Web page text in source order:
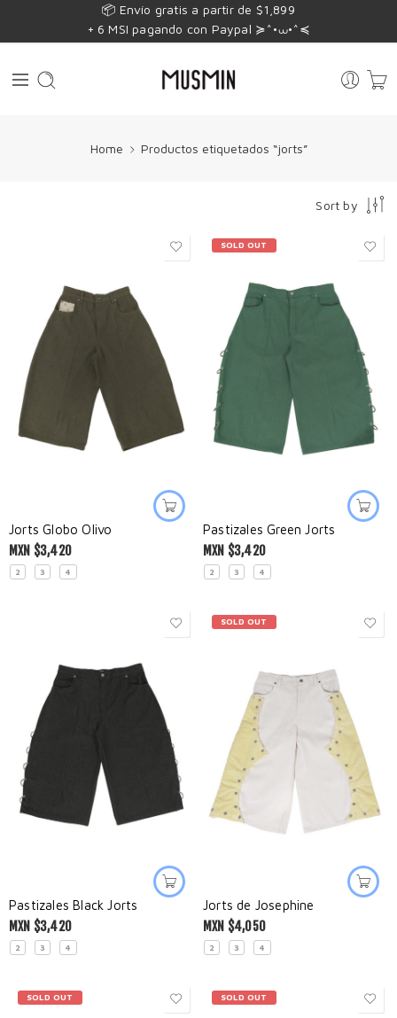
📦 Envío gratis a partir de $1,899
+ 6 MSI pagando con Paypal ≽^•⩊•^≼
Home Productos etiquetados “jorts”
Sort by
Jorts Globo Olivo
MXN $3,420
2 3 4
SOLD OUT
Pastizales Green Jorts
MXN $3,420
2 3 4
Pastizales Black Jorts
MXN $3,420
2 3 4
SOLD OUT
Jorts de Josephine
MXN $4,050
2 3 4
SOLD OUT SOLD OUT